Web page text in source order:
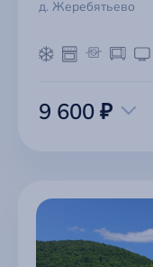
д. Жеребятьево
9 600 ₽